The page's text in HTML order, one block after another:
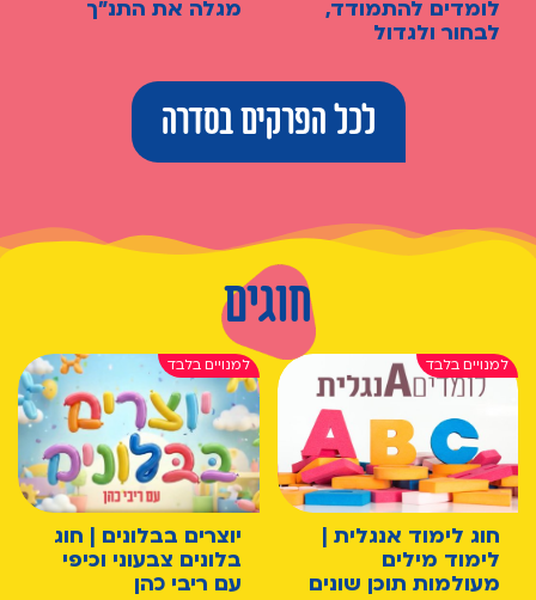
לומדים להתמודד,
לבחור ולגדול
מגלה את התנ"ך
לכל הפרקים בסדרה
חוגים
חוג לימוד אנגלית |
לימוד מילים
מעולמות תוכן שונים
יוצרים בבלונים | חוג
בלונים צבעוני וכיפי
עם ריבי כהן